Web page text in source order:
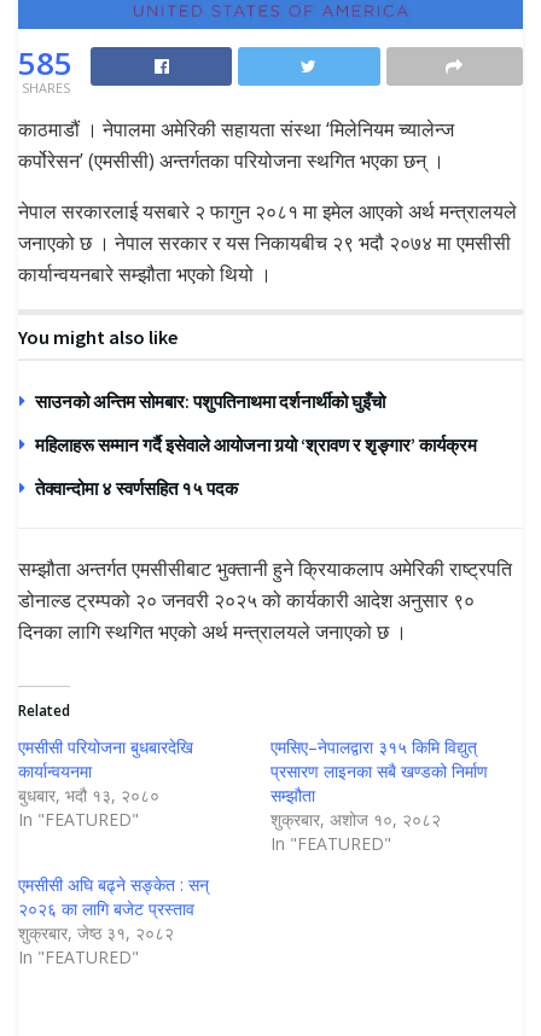
585
SHARES
काठमाडौं । नेपालमा अमेरिकी सहायता संस्था ‘मिलेनियम च्यालेन्ज
कर्पोरेसन’ (एमसीसी) अन्तर्गतका परियोजना स्थगित भएका छन् ।
नेपाल सरकारलाई यसबारे २ फागुन २०८१ मा इमेल आएको अर्थ मन्त्रालयले
जनाएको छ । नेपाल सरकार र यस निकायबीच २९ भदौ २०७४ मा एमसीसी
कार्यान्वयनबारे सम्झौता भएको थियो ।
You might also like
साउनको अन्तिम सोमबार: पशुपतिनाथमा दर्शनार्थीको घुइँचो
महिलाहरू सम्मान गर्दै इसेवाले आयोजना गर्‍यो ‘श्रावण र शृङ्गार’ कार्यक्रम
तेक्वान्दोमा ४ स्वर्णसहित १५ पदक
सम्झौता अन्तर्गत एमसीसीबाट भुक्तानी हुने क्रियाकलाप अमेरिकी राष्ट्रपति
डोनाल्ड ट्रम्पको २० जनवरी २०२५ को कार्यकारी आदेश अनुसार ९०
दिनका लागि स्थगित भएको अर्थ मन्त्रालयले जनाएको छ ।
Related
एमसीसी परियोजना बुधबारदेखि
कार्यान्वयनमा
बुधबार, भदौ १३, २०८०
In "FEATURED"
एमसिए–नेपालद्वारा ३१५ किमि विद्युत्
प्रसारण लाइनका सबै खण्डको निर्माण
सम्झौता
शुक्रबार, अशोज १०, २०८२
In "FEATURED"
एमसीसी अघि बढ्ने सङ्केत : सन्
२०२६ का लागि बजेट प्रस्ताव
शुक्रबार, जेष्ठ ३१, २०८२
In "FEATURED"